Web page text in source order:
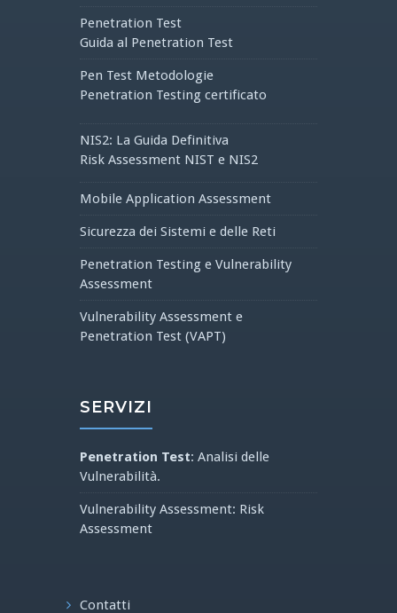
Penetration Test
Guida al Penetration Test
Pen Test Metodologie
Penetration Testing certificato
NIS2: La Guida Definitiva
Risk Assessment NIST e NIS2
Mobile Application Assessment
Sicurezza dei Sistemi e delle Reti
Penetration Testing e Vulnerability
Assessment
Vulnerability Assessment e
Penetration Test (VAPT)
SERVIZI
Penetration Test: Analisi delle
Vulnerabilità.
Vulnerability Assessment: Risk
Assessment
Contatti